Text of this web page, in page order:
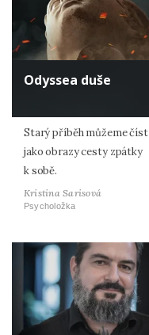
Odyssea duše
Starý příběh můžeme číst
jako obrazy cesty zpátky
k sobě.
Kristina Sarisová
Psycholožka